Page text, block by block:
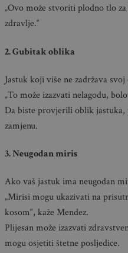
„Ovo može stvoriti plodno tlo
zdravlje.“
2. Gubitak oblika
Jastuk koji više ne zadržava
„To može izazvati nelagodu,
Da biste provjerili oblik
zamjenu.
3. Neugodan miris
Ako vaš jastuk ima neugodan
„Mirisi mogu ukazivati na
kosom“, kaže Mendez.
Plijesan može izazvati
mogu osjetiti štetne posljedice.